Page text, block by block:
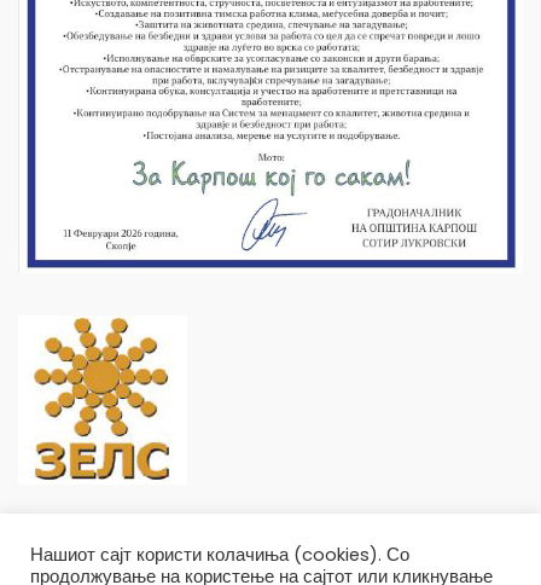
Нашиот сајт користи колачиња (cookies). Со
продолжување на користење на сајтот или кликнување